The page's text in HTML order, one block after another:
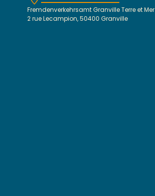
Fremdenverkehrsamt Granville Terre et Mer
2 rue Lecampion, 50400 Granville